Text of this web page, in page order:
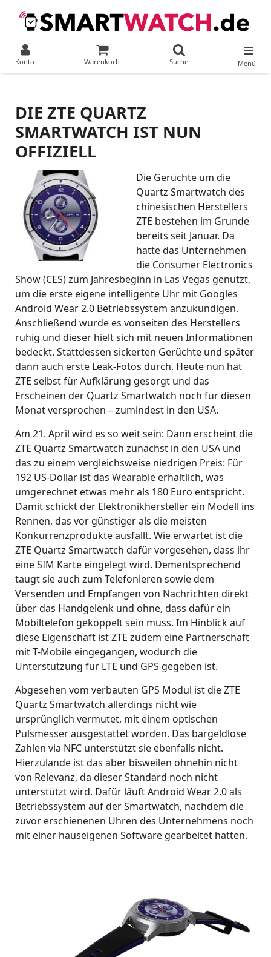
Konto Warenkorb Suche Menü
DIE ZTE QUARTZ
SMARTWATCH IST NUN
OFFIZIELL
Die Gerüchte um die
Quartz Smartwatch des
chinesischen Herstellers
ZTE bestehen im Grunde
bereits seit Januar. Da
hatte das Unternehmen
die Consumer Electronics
Show (CES) zum Jahresbeginn in Las Vegas genutzt,
um die erste eigene intelligente Uhr mit Googles
Android Wear 2.0 Betriebssystem anzukündigen.
Anschließend wurde es vonseiten des Herstellers
ruhig und dieser hielt sich mit neuen Informationen
bedeckt. Stattdessen sickerten Gerüchte und später
dann auch erste Leak-Fotos durch. Heute nun hat
ZTE selbst für Aufklärung gesorgt und das
Erscheinen der Quartz Smartwatch noch für diesen
Monat versprochen – zumindest in den USA.
Am 21. April wird es so weit sein: Dann erscheint die
ZTE Quartz Smartwatch zunächst in den USA und
das zu einem vergleichsweise niedrigen Preis: Für
192 US-Dollar ist das Wearable erhältlich, was
umgerechnet etwas mehr als 180 Euro entspricht.
Damit schickt der Elektronikhersteller ein Modell ins
Rennen, das vor günstiger als die meisten
Konkurrenzprodukte ausfällt. Wie erwartet ist die
ZTE Quartz Smartwatch dafür vorgesehen, dass ihr
eine SIM Karte eingelegt wird. Dementsprechend
taugt sie auch zum Telefonieren sowie dem
Versenden und Empfangen von Nachrichten direkt
über das Handgelenk und ohne, dass dafür ein
Mobiltelefon gekoppelt sein muss. Im Hinblick auf
diese Eigenschaft ist ZTE zudem eine Partnerschaft
mit T-Mobile eingegangen, wodurch die
Unterstützung für LTE und GPS gegeben ist.
Abgesehen vom verbauten GPS Modul ist die ZTE
Quartz Smartwatch allerdings nicht wie
ursprünglich vermutet, mit einem optischen
Pulsmesser ausgestattet worden. Das bargeldlose
Zahlen via NFC unterstützt sie ebenfalls nicht.
Hierzulande ist das aber bisweilen ohnehin nicht
von Relevanz, da dieser Standard noch nicht
unterstützt wird. Dafür läuft Android Wear 2.0 als
Betriebssystem auf der Smartwatch, nachdem die
zuvor erschienenen Uhren des Unternehmens noch
mit einer hauseigenen Software gearbeitet hatten.